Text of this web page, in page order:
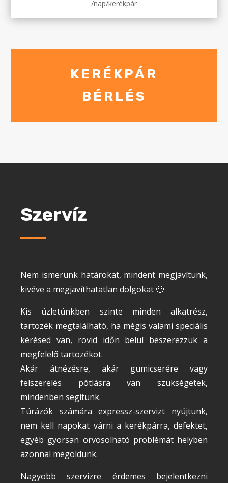
/nap/kerékpár
KERÉKPÁR
BÉRLÉS
Szervíz
Nem ismerünk határokat, mindent megjavítunk,
kivéve a megjavíthatatlan dolgokat 🙂
Kis üzletünkben szinte minden alkatrész,
tartozék megtalálható, ha mégis valami speciális
kérésed van, rövid időn belül beszerezzük a
megfelelő tartozékot.
Akár átnézésre, akár gumicserére vagy
felszerelés pótlásra van szükségetek,
mindenben segítünk.
Túrázók számára expressz-szervizt nyújtunk,
nem kell napokat várni a kerékpárra, defektet,
egyéb gyorsan orvosolható problémát helyben
azonnal megoldunk.
Nagyobb szervizre érdemes bejelentkezni